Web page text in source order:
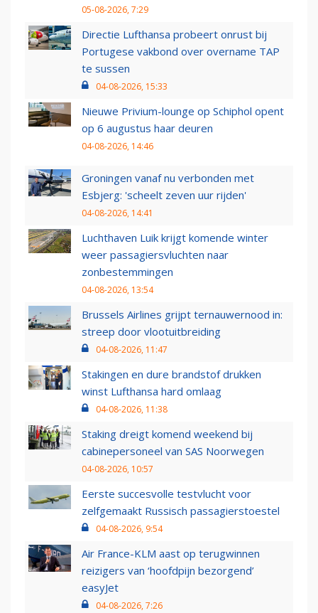
05-08-2026, 7:29
Directie Lufthansa probeert onrust bij
Portugese vakbond over overname TAP
te sussen
04-08-2026, 15:33
Nieuwe Privium-lounge op Schiphol opent
op 6 augustus haar deuren
04-08-2026, 14:46
Groningen vanaf nu verbonden met
Esbjerg: 'scheelt zeven uur rijden'
04-08-2026, 14:41
Luchthaven Luik krijgt komende winter
weer passagiersvluchten naar
zonbestemmingen
04-08-2026, 13:54
Brussels Airlines grijpt ternauwernood in:
streep door vlootuitbreiding
04-08-2026, 11:47
Stakingen en dure brandstof drukken
winst Lufthansa hard omlaag
04-08-2026, 11:38
Staking dreigt komend weekend bij
cabinepersoneel van SAS Noorwegen
04-08-2026, 10:57
Eerste succesvolle testvlucht voor
zelfgemaakt Russisch passagierstoestel
04-08-2026, 9:54
Air France-KLM aast op terugwinnen
reizigers van ‘hoofdpijn bezorgend’
easyJet
04-08-2026, 7:26